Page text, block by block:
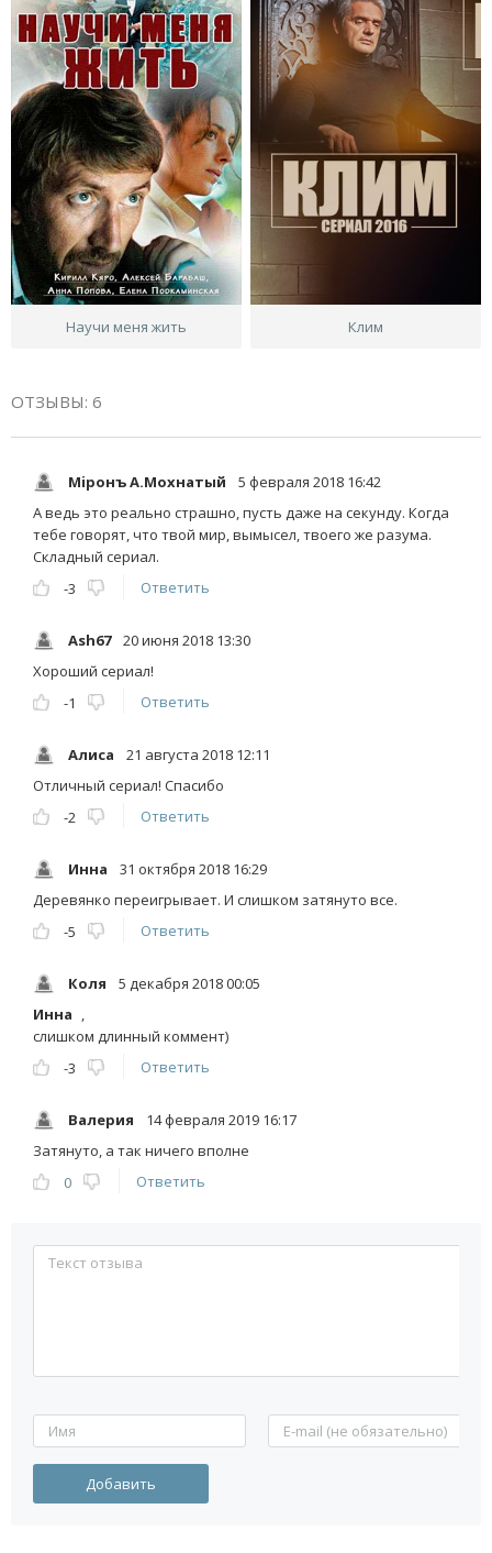
Научи меня жить Клим
ОТЗЫВЫ: 6
Мiронъ А.Мохнатый
5 февраля 2018 16:42
А ведь это реально страшно, пусть даже на секунду. Когда
тебе говорят, что твой мир, вымысел, твоего же разума.
Складный сериал.
-3
Ответить
Ash67
20 июня 2018 13:30
Хороший сериал!
-1
Ответить
Алиса
21 августа 2018 12:11
Отличный сериал! Спасибо
-2
Ответить
Инна
31 октября 2018 16:29
Деревянко переигрывает. И слишком затянуто все.
-5
Ответить
Коля
5 декабря 2018 00:05
Инна ,
слишком длинный коммент)
-3
Ответить
Валерия
14 февраля 2019 16:17
Затянуто, а так ничего вполне
0
Ответить